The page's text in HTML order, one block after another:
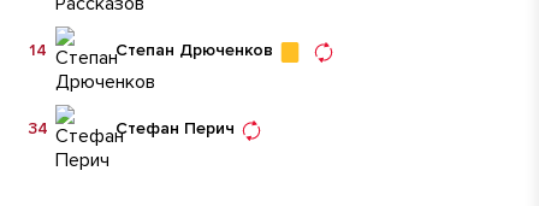
Степан Дрюченков
14
Стефан Перич
34